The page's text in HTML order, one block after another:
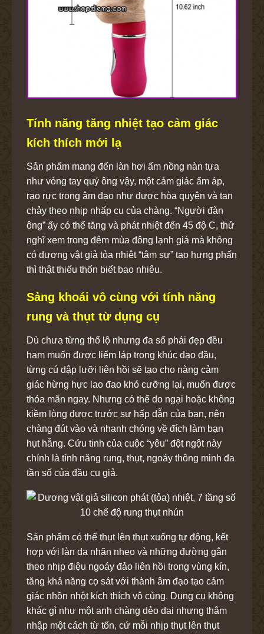
Tính năng tăng nhiệt tạo cảm giác
kích thích mới lạ
Sản phẩm mang đến làn hơi ấm nồng nàn tựa
như vòng tay quý ông vậy, một cảm giác ấm áp,
rạo rực trong âm đạo như được hòa quyện và tan
chảy theo nhịp nhấp cu của chàng. “Người đàn
ông” ấy có thể tăng và phát nhiệt đến 45 độ C, thử
nghĩ xem trong đêm mùa đông lạnh giá mà không
có dương vật giả tỏa nhiệt “tâm sự” tạo hưng phấn
thì thật thiếu thốn biết bao nhiêu.
Sảng khoái vô cùng với tính năng
rung và thụt từ dụng cụ
Dù chưa từng thổ lộ nhưng đa số phái đẹp đều
ham muốn được liếm láp trong khúc dạo đầu,
từng cú dập lưỡi liên hồi sẽ tạo cho nàng cảm
giác hừng hực lao đao khó cưỡng lại, muốn được
thỏa mãn ngay. Nhưng có thể do ngại hoặc không
kiềm lòng được trước sự hấp dẫn của bạn, nên
chàng đút vào và nhanh chóng về đích làm bạn
hụt hẫng. Cứu tinh của cuộc “yêu” đột ngột này
chính là tính năng rung, thụt, ngoáy thông minh đa
tần số của đầu cu giả.
Sản phẩm có thể thụt lên thụt xuống tự động, kết
hợp với làn da nhăn nheo và những đường gân
theo nhịp điệu ngoáy đảo liên hồi trong vùng kín,
tăng khả năng cọ sát với thành âm đạo tạo cảm
giác nhồn nhột kích thích vô cùng. Dụng cụ không
khác gì như một anh chàng dẻo dai nhưng thâm
nhập một cách từ tốn, cứ mỗi nhịp thụt lên thụt